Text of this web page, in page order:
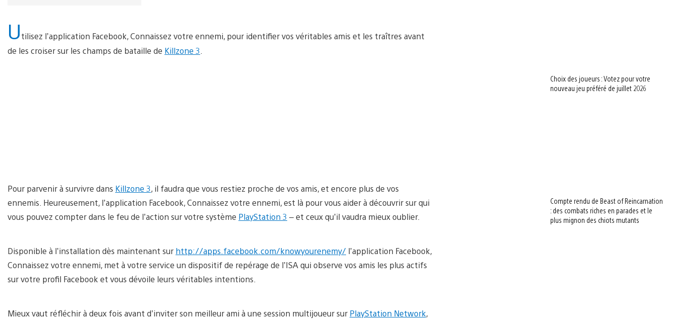
Utilisez l’application Facebook, Connaissez votre ennemi, pour identifier vos véritables amis et les traîtres avant
de les croiser sur les champs de bataille de Killzone 3
Pour parvenir à survivre dans Killzone 3, il faudra que vous restiez proche de vos amis, et encore plus de vos
ennemis. Heureusement, l’application Facebook, Connaissez votre ennemi, est là pour vous aider à découvrir sur qui
vous pouvez compter dans le feu de l’action sur votre système PlayStation 3 – et ceux qu’il vaudra mieux oublier.
Disponible à l’installation dès maintenant sur http://apps.facebook.com/knowyourenemy/ l’application Facebook,
Connaissez votre ennemi, met à votre service un dispositif de repérage de l’ISA qui observe vos amis les plus actifs
sur votre profil Facebook et vous dévoile leurs véritables intentions.
Mieux vaut réfléchir à deux fois avant d’inviter son meilleur ami à une session multijoueur sur PlayStation Network,
Choix des joueurs : Votez pour votre
nouveau jeu préféré de juillet 2026
Compte rendu de Beast of Reincarnation
: des combats riches en parades et le
plus mignon des chiots mutants